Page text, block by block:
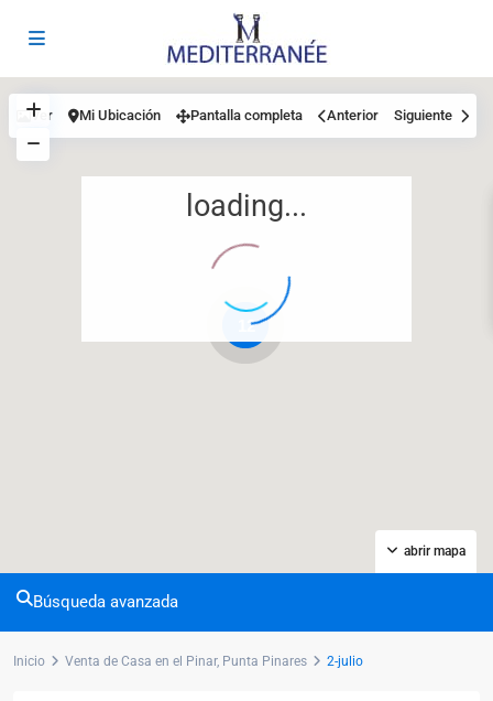
12
loading...
abrir mapa
Ver Mi Ubicación Pantalla completa Anterior Siguiente
Búsqueda avanzada
Inicio Venta de Casa en el Pinar, Punta Pinares 2-julio